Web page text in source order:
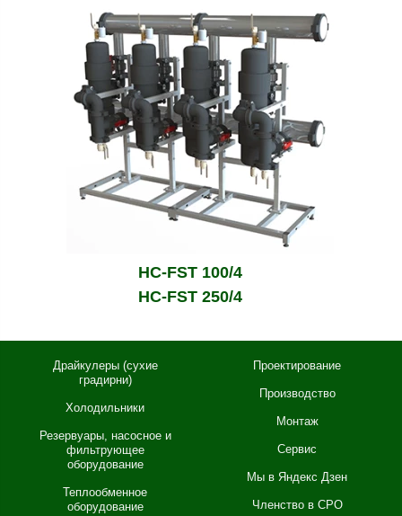
HC-FST 100/4
HC-FST 250/4
Драйкулеры (сухие
градирни)
Холодильники
Резервуары, насосное и
фильтрующее
оборудование
Теплообменное
оборудование
Проектирование
Производство
Монтаж
Сервис
Мы в Яндекс Дзен
Членство в СРО